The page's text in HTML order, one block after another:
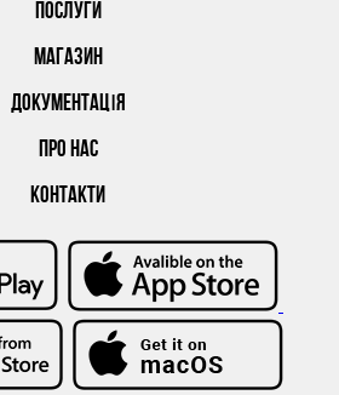
ПОСЛУГИ
МАГАЗИН
ДОКУМЕНТАЦІЯ
ПРО НАС
КОНТАКТИ